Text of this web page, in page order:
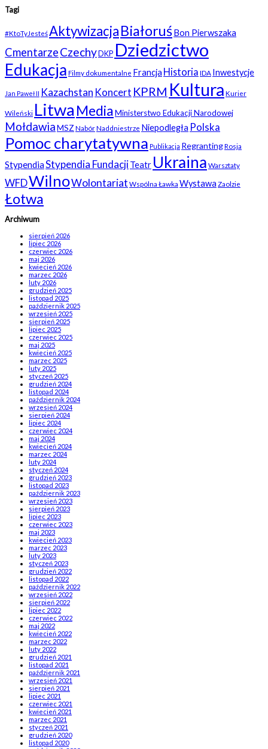
Tagi
#KtoTyJesteśAktywizacjaBiałoruśBon Pierwszaka
CmentarzeCzechyDKP Dziedzictwo
Edukacja Filmy dokumentalne Francja Historia IDA Inwestycje
Jan Paweł II Kazachstan Koncert KPRM Kultura Kurier
Wileński Litwa MediaMinisterstwo Edukacji Narodowej
MołdawiaMSZ NabórNaddniestrze Niepodległa Polska
Pomoc charytatywna Publikacja RegrantingRosja
StypendiaStypendia FundacjiTeatr Ukraina Warsztaty
WFDWilnoWolontariat Wspólna Ławka Wystawa Zaolzie
Łotwa
Archiwum
sierpień 2026
lipiec 2026
czerwiec 2026
maj 2026
kwiecień 2026
marzec 2026
luty 2026
grudzień 2025
listopad 2025
październik 2025
wrzesień 2025
sierpień 2025
lipiec 2025
czerwiec 2025
maj 2025
kwiecień 2025
marzec 2025
luty 2025
styczeń 2025
grudzień 2024
listopad 2024
październik 2024
wrzesień 2024
sierpień 2024
lipiec 2024
czerwiec 2024
maj 2024
kwiecień 2024
marzec 2024
luty 2024
styczeń 2024
grudzień 2023
listopad 2023
październik 2023
wrzesień 2023
sierpień 2023
lipiec 2023
czerwiec 2023
maj 2023
kwiecień 2023
marzec 2023
luty 2023
styczeń 2023
grudzień 2022
listopad 2022
październik 2022
wrzesień 2022
sierpień 2022
lipiec 2022
czerwiec 2022
maj 2022
kwiecień 2022
marzec 2022
luty 2022
grudzień 2021
listopad 2021
październik 2021
wrzesień 2021
sierpień 2021
lipiec 2021
czerwiec 2021
kwiecień 2021
marzec 2021
styczeń 2021
grudzień 2020
listopad 2020